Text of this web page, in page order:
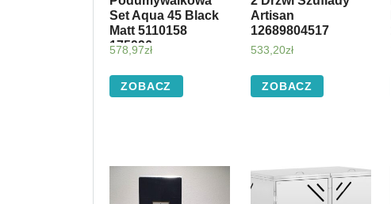
Set Aqua 45 Black
Matt 5110158
175996
578,97zł
ZOBACZ
Artisan
12689804517
533,20zł
ZOBACZ